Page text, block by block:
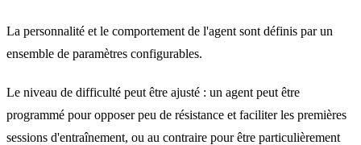
La personnalité et le comportement de l'agent sont définis par un
ensemble de paramètres configurables.
Le niveau de difficulté peut être ajusté : un agent peut être
programmé pour opposer peu de résistance et faciliter les premières
sessions d'entraînement, ou au contraire pour être particulièrement